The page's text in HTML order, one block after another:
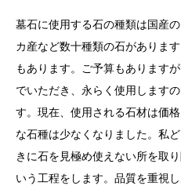
墓石に使用する石の種類は国産
カ産など数十種類の石がありま
もあります。ご予算もあります
でいただき、永らく使用します
す。現在、使用される石材は価
な石種は少なくなりました。私
きに石を見極め使えない所を取
いう工程をします。品質を重視